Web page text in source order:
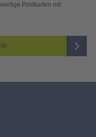
„Sichtbar und